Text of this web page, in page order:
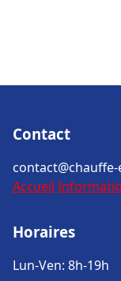
Contact
Accueil
Horaires
Lun-Ven: 8h-19h